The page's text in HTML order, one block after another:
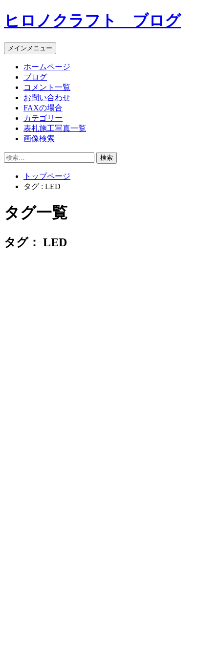
コ
ン
ン
ツ
ヒロノクラフト ブログ
メインメニュー
ホームページ
ブログ
コメント一覧
お問い合わせ
FAXの場合
カテゴリー
表札施工写真一覧
画像検索
検
トップページ
タグ : LED
タグ一覧
タグ： LED